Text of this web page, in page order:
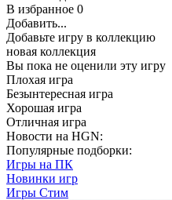
В избранное 0
Добавить...
Добавьте игру в коллекцию
новая коллекция
Вы пока не оценили эту игру
Плохая игра
Безынтересная игра
Хорошая игра
Отличная игра
Новости на HGN:
Популярные подборки:
Игры на ПК
Новинки игр
Игры Стим